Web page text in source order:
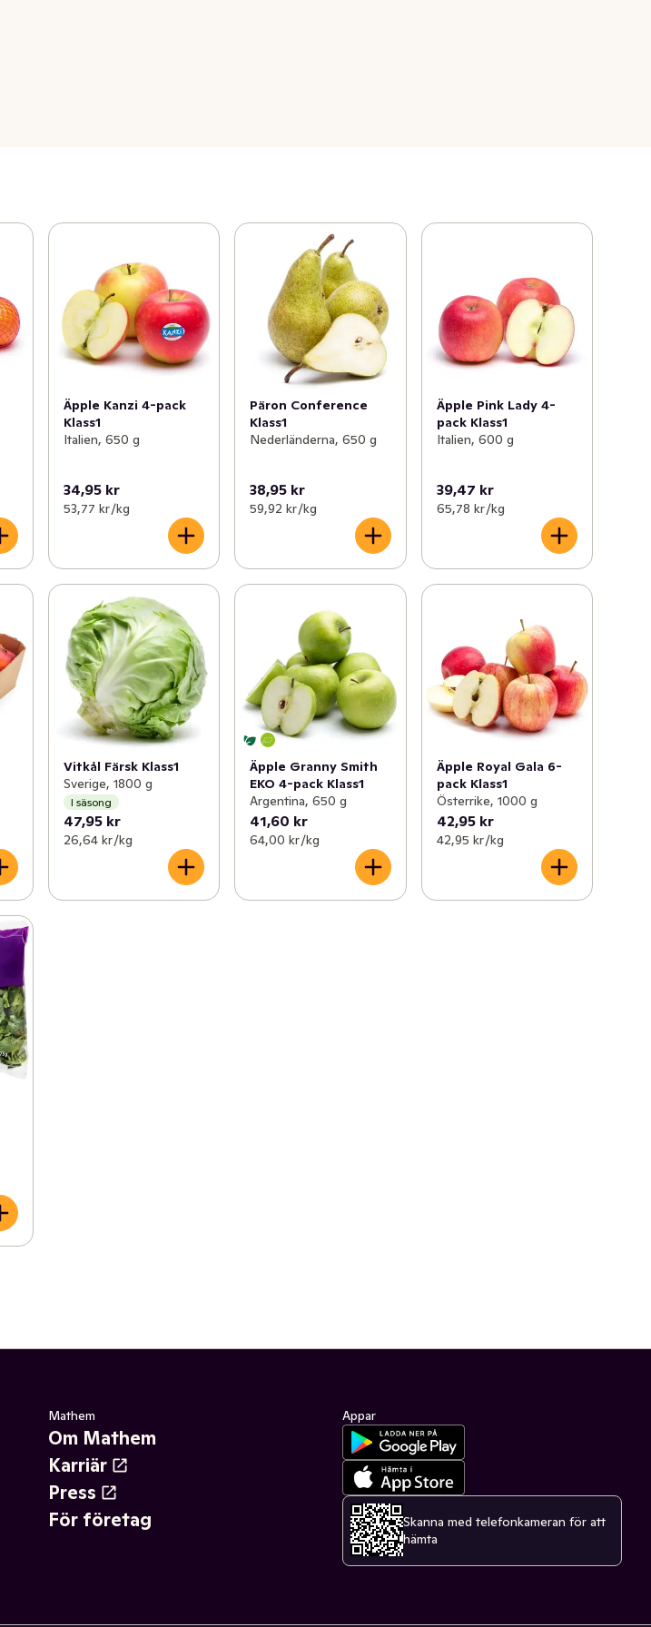
Äpple Kanzi 4-pack
Klass1
Italien, 650 g
34,95 kr
53,77 kr /kg
Päron Conference
Klass1
Nederländerna, 650 g
38,95 kr
59,92 kr /kg
Äpple Pink Lady 4-
pack Klass1
Italien, 600 g
39,47 kr
65,78 kr /kg
Vitkål Färsk Klass1
Sverige, 1800 g
I säsong
47,95 kr
26,64 kr /kg
Äpple Granny Smith
EKO 4-pack Klass1
Argentina, 650 g
41,60 kr
64,00 kr /kg
Äpple Royal Gala 6-
pack Klass1
Österrike, 1000 g
42,95 kr
42,95 kr /kg
Mathem
Om Mathem
Karriär
Press
För företag
Appar
Skanna med telefonkameran för att
hämta